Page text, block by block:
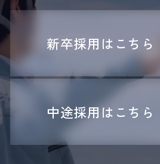
新卒採用はこちら
中途採用はこちら